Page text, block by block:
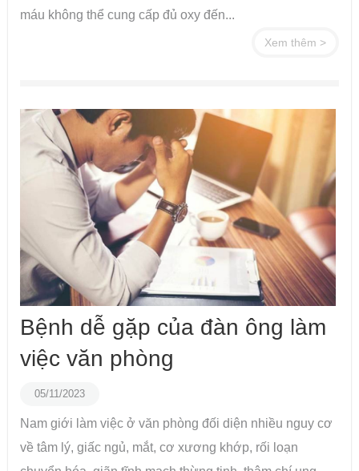
máu không thể cung cấp đủ oxy đến...
Xem thêm >
Bệnh dễ gặp của đàn ông làm
việc văn phòng
05/11/2023
Nam giới làm việc ở văn phòng đối diện nhiều nguy cơ
về tâm lý, giấc ngủ, mắt, cơ xương khớp, rối loạn